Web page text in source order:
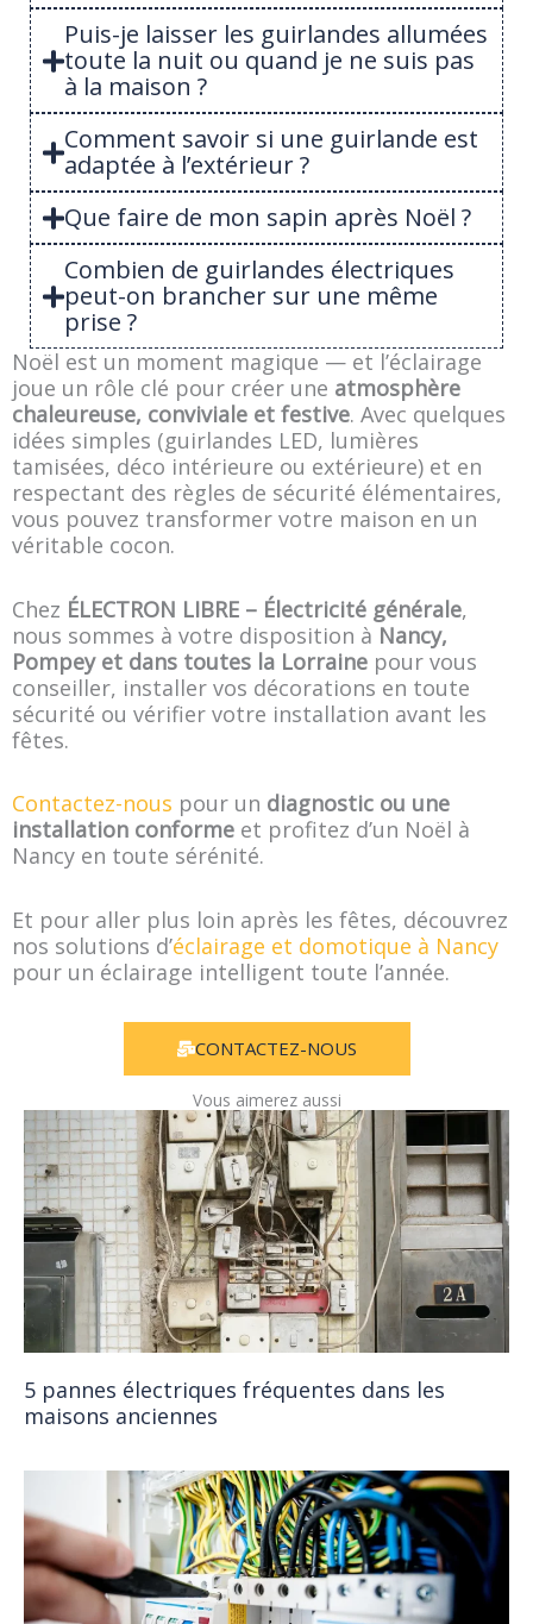
Puis-je laisser les guirlandes allumées
toute la nuit ou quand je ne suis pas
à la maison ?
Comment savoir si une guirlande est
adaptée à l’extérieur ?
Que faire de mon sapin après Noël ?
Combien de guirlandes électriques
peut-on brancher sur une même
prise ?
Noël est un moment magique — et l’éclairage
joue un rôle clé pour créer une atmosphère
chaleureuse, conviviale et festive. Avec quelques
idées simples (guirlandes LED, lumières
tamisées, déco intérieure ou extérieure) et en
respectant des règles de sécurité élémentaires,
vous pouvez transformer votre maison en un
véritable cocon.
Chez ÉLECTRON LIBRE – Électricité générale,
nous sommes à votre disposition à Nancy,
Pompey et dans toutes la Lorraine pour vous
conseiller, installer vos décorations en toute
sécurité ou vérifier votre installation avant les
fêtes.
Contactez-nous pour un diagnostic ou une
installation conforme et profitez d’un Noël à
Nancy en toute sérénité.
Et pour aller plus loin après les fêtes, découvrez
nos solutions d’éclairage et domotique à Nancy
pour un éclairage intelligent toute l’année.
CONTACTEZ-NOUS
Vous aimerez aussi
5 pannes électriques fréquentes dans les
maisons anciennes